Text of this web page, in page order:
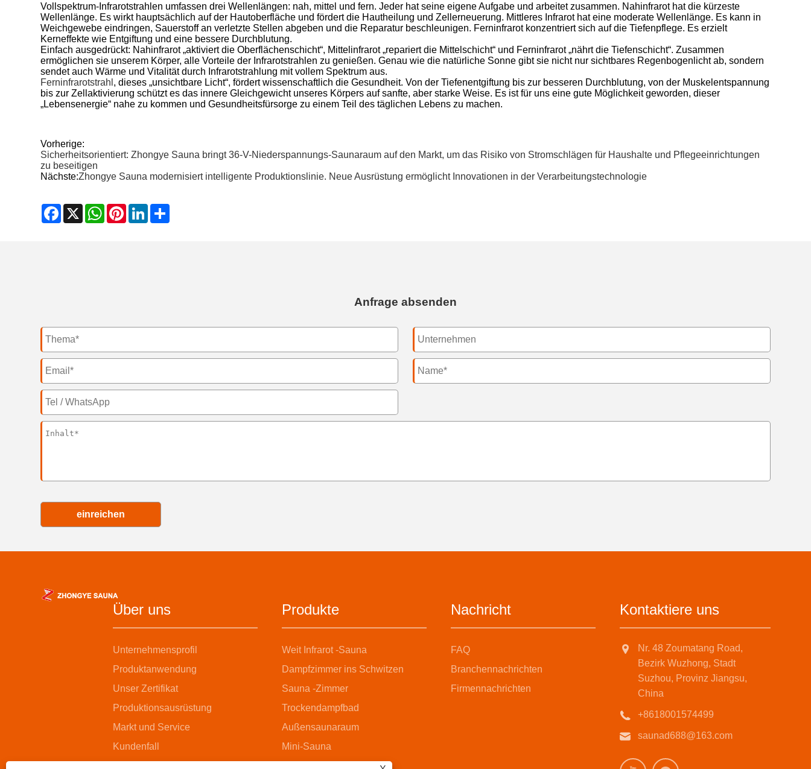
Vollspektrum-Infrarotstrahlen umfassen drei Wellenlängen: nah, mittel und fern. Jeder hat seine eigene Aufgabe und arbeitet zusammen. Nahinfrarot hat die kürzeste
Wellenlänge. Es wirkt hauptsächlich auf der Hautoberfläche und fördert die Hautheilung und Zellerneuerung. Mittleres Infrarot hat eine moderate Wellenlänge. Es kann in
Weichgewebe eindringen, Sauerstoff an verletzte Stellen abgeben und die Reparatur beschleunigen. Ferninfrarot konzentriert sich auf die Tiefenpflege. Es erzielt
Kerneffekte wie Entgiftung und eine bessere Durchblutung.
Einfach ausgedrückt: Nahinfrarot „aktiviert die Oberflächenschicht“, Mittelinfrarot „repariert die Mittelschicht“ und Ferninfrarot „nährt die Tiefenschicht“. Zusammen
ermöglichen sie unserem Körper, alle Vorteile der Infrarotstrahlen zu genießen. Genau wie die natürliche Sonne gibt sie nicht nur sichtbares Regenbogenlicht ab, sondern
sendet auch Wärme und Vitalität durch Infrarotstrahlung mit vollem Spektrum aus.
Ferninfrarotstrahl , dieses „unsichtbare Licht“, fördert wissenschaftlich die Gesundheit. Von der Tiefenentgiftung bis zur besseren Durchblutung, von der Muskelentspannung
bis zur Zellaktivierung schützt es das innere Gleichgewicht unseres Körpers auf sanfte, aber starke Weise. Es ist für uns eine gute Möglichkeit geworden, dieser
„Lebensenergie“ nahe zu kommen und Gesundheitsfürsorge zu einem Teil des täglichen Lebens zu machen.
Vorherige:
Sicherheitsorientiert: Zhongye Sauna bringt 36-V-Niederspannungs-Saunaraum auf den Markt, um das Risiko von Stromschlägen für Haushalte und Pflegeeinrichtungen
zu beseitigen
Nächste:Zhongye Sauna modernisiert intelligente Produktionslinie. Neue Ausrüstung ermöglicht Innovationen in der Verarbeitungstechnologie
Facebook
X WhatsApp
PinterestLinkedIn
Anfrage absenden
einreichen
Über uns
Unternehmensprofil
Produktanwendung
Unser Zertifikat
Produktionsausrüstung
Markt und Service
Kundenfall
Produkte
Weit Infrarot -Sauna
Dampfzimmer ins Schwitzen
Sauna -Zimmer
Trockendampfbad
Außensaunaraum
Mini-Sauna
Nachricht
FAQ
Branchennachrichten
Firmennachrichten
Kontaktiere uns
Nr. 48 Zoumatang Road,
Bezirk Wuzhong, Stadt
Suzhou, Provinz Jiangsu,
China
+8618001574499
saunad688@163.com